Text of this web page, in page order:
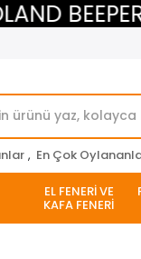
, En Çok
EL FENERİ VE
KAFA FENERİ